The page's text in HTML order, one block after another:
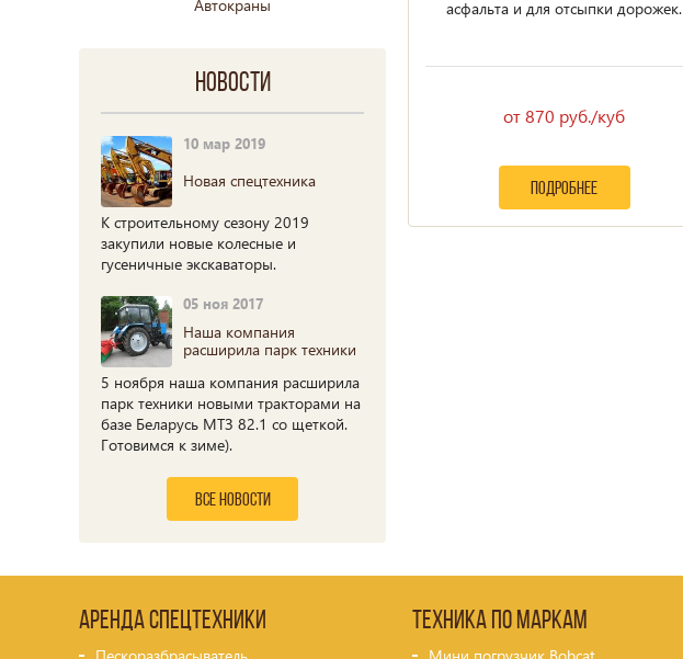
Автокраны Гусеничный экскаватор
Новости
10 мар 2019
Новая спецтехника
К строительному сезону 2019
закупили новые колесные и
гусеничные экскаваторы.
05 ноя 2017
Наша компания
расширила парк техники
5 ноября наша компания расширила
парк техники новыми тракторами на
базе Беларусь МТЗ 82.1 со щеткой.
Готовимся к зиме).
все новости
асфальта и для отсыпки дорожек.
от 870 руб./куб
подробнее
Аренда спецтехники Техника по маркам